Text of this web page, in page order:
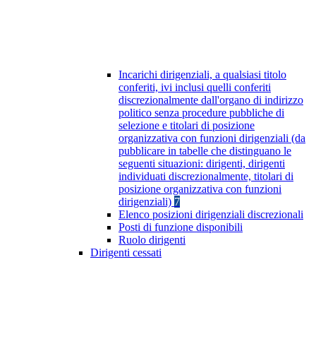
Incarichi dirigenziali, a qualsiasi titolo
conferiti, ivi inclusi quelli conferiti
discrezionalmente dall'organo di indirizzo
politico senza procedure pubbliche di
selezione e titolari di posizione
organizzativa con funzioni dirigenziali (da
pubblicare in tabelle che distinguano le
seguenti situazioni: dirigenti, dirigenti
individuati discrezionalmente, titolari di
posizione organizzativa con funzioni
dirigenziali) 7
Elenco posizioni dirigenziali discrezionali
Posti di funzione disponibili
Ruolo dirigenti
Dirigenti cessati